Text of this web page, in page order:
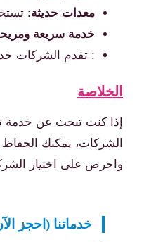
معدات حديثة:
خدمة سريعة
: تقدم الشركات
الخلاصة
إذا كنت تبحث عن خدمة
الشركات، يمكنك
واحرص على اختيار
خدماتنا (احجز